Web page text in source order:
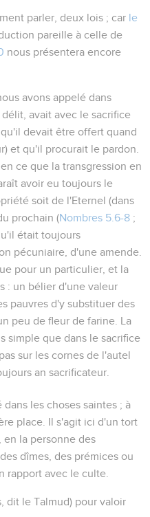
parler, deux lois ; car le
pareille à celle de
nous présentera encore
avons appelé dans
avait avec le sacrifice
devait être offert quand
et qu'il procurait le pardon.
ce que la transgression en
avoir eu toujours le
soit de l'Eternel (dans
prochain (Nombres 5.6-8 ;
était toujours
pécuniaire, d'une amende.
pour un particulier, et la
: un bélier d'une valeur
pauvres d'y substituer des
peu de fleur de farine. La
simple que dans le sacrifice
sur les cornes de l'autel
an sacrificateur.
dans les choses saintes ; à
place. Il s'agit ici d'un tort
la personne des
dîmes, des prémices ou
rapport avec le culte.
dit le Talmud) pour valoir